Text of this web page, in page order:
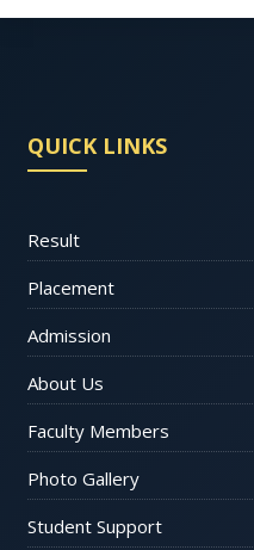
QUICK LINKS
Result
Placement
Admission
About Us
Faculty Members
Photo Gallery
Student Support